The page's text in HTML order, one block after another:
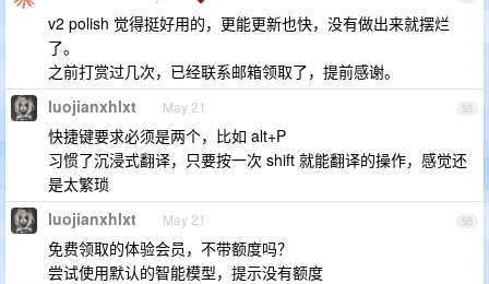
v2 polish 觉得挺好用的，更能更新也快，没有做出来就摆烂
了。
之前打赏过几次，已经联系邮箱领取了，提前感谢。
55
luojianxhlxt May 21
快捷键要求必须是两个，比如 alt+P
习惯了沉浸式翻译，只要按一次 shift 就能翻译的操作，感觉还
是太繁琐
56
luojianxhlxt May 21
免费领取的体验会员，不带额度吗？
尝试使用默认的智能模型，提示没有额度